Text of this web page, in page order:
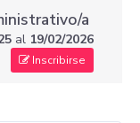
a
al 19/02/2026
Inscribirse